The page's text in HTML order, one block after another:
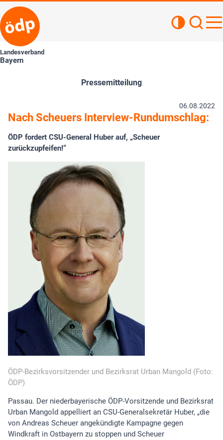
Landesverband
Bayern
Pressemitteilung
06.08.2022
Nach Scheuers Interview-Rundumschlag:
ÖDP fordert CSU-General Huber auf, „Scheuer
zurückzupfeifen!“
ÖDP-Bezirksvorsitzender und Bezirksrat Urban Mangold (Foto:
ÖDP)
Passau. Der niederbayerische ÖDP-Vorsitzende und Bezirksrat
Urban Mangold appelliert an CSU-Generalsekretär Huber, „die
von Andreas Scheuer angekündigte Kampagne gegen
Windkraft in Ostbayern zu stoppen und Scheuer